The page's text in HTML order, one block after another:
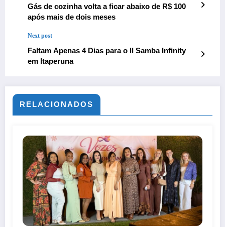
Gás de cozinha volta a ficar abaixo de R$ 100
após mais de dois meses
Next post
Faltam Apenas 4 Dias para o II Samba Infinity
em Itaperuna
RELACIONADOS